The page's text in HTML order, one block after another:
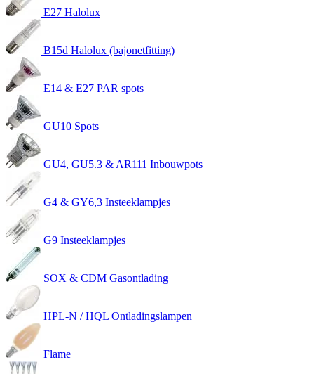
E27 Halolux
B15d Halolux (bajonetfitting)
E14 & E27 PAR spots
GU10 Spots
GU4, GU5.3 & AR111 Inbouwpots
G4 & GY6,3 Insteeklampjes
G9 Insteeklampjes
SOX & CDM Gasontlading
HPL-N / HQL Ontladingslampen
Flame